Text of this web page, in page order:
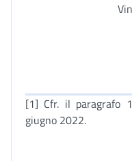
[1] Cfr. il paragrafo
giugno 2022.